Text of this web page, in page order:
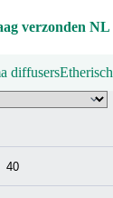
verzonden NL
diffusers